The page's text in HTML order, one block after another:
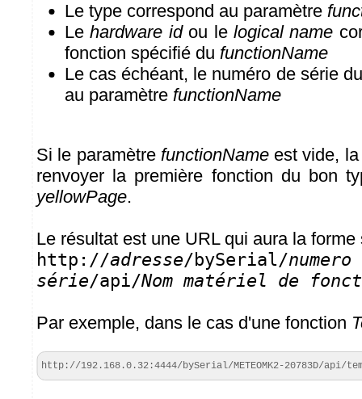
Le type correspond au paramètre
Lehardware idou lelogical name
fonction spécifié du functionName
Le cas échéant, le numéro de série
au paramètre functionName
Si le paramètre functionNameest vide, la
renvoyer la première fonction du bon
yellowPage.
Le résultat est une URL qui aura la forme
http://adresse/bySerial/
série/api/Nom matériel de
Par exemple, dans le cas d'une fonction
http://192.168.0.32:4444/bySerial/METEOMK2-20783D/api/